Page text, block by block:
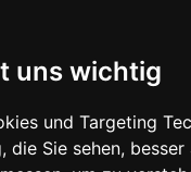
uns wichtig
und Targeting
die Sie sehen,